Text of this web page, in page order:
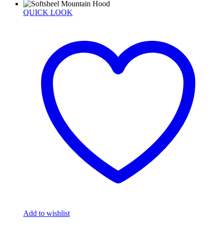
QUICK LOOK
Add to wishlist